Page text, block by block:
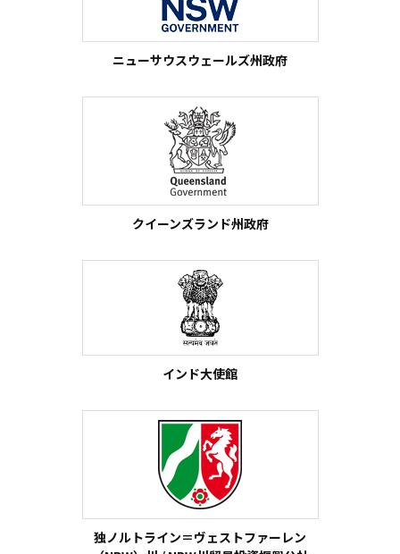
ニューサウスウェールズ州政府
クイーンズランド州政府
インド大使館
独ノルトライン＝ヴェストファーレン